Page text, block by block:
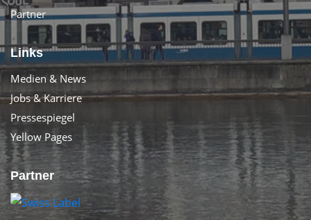
Partner
Links
Medien & News
Jobs & Karriere
Pressespiegel
Yellow Pages
Partner